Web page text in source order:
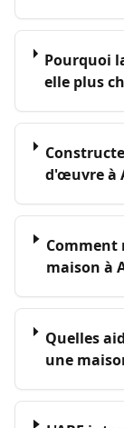
Pourquoi
elle plus
d'œuvre à
Comment
maison à
Quelles
une